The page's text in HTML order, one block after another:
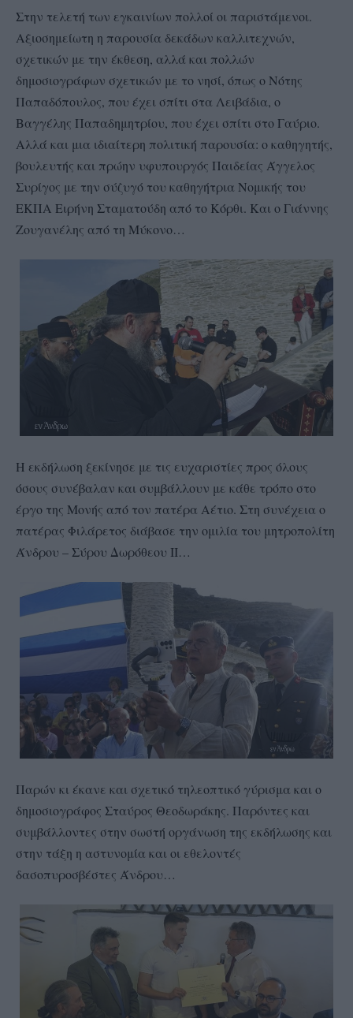
Στην τελετή των εγκαινίων πολλοί οι παριστάμενοι.
Αξιοσημείωτη η παρουσία δεκάδων καλλιτεχνών,
σχετικών με την έκθεση, αλλά και πολλών
δημοσιογράφων σχετικών με το νησί, όπως ο Νότης
Παπαδόπουλος, που έχει σπίτι στα Λειβάδια, ο
Βαγγέλης Παπαδημητρίου, που έχει σπίτι στο Γαύριο.
Αλλά και μια ιδιαίτερη πολιτική παρουσία: ο καθηγητής,
βουλευτής και πρώην υφυπουργός Παιδείας Άγγελος
Συρίγος με την σύζυγό του καθηγήτρια Νομικής του
ΕΚΠΑ Ειρήνη Σταματούδη από το Κόρθι. Και ο Γιάννης
Ζουγανέλης από τη Μύκονο…
Η εκδήλωση ξεκίνησε με τις ευχαριστίες προς όλους
όσους συνέβαλαν και συμβάλλουν με κάθε τρόπο στο
έργο της Μονής από τον πατέρα Αέτιο. Στη συνέχεια ο
πατέρας Φιλάρετος διάβασε την ομιλία του μητροπολίτη
Άνδρου – Σύρου Δωρόθεου ΙΙ…
Παρών κι έκανε και σχετικό τηλεοπτικό γύρισμα και ο
δημοσιογράφος Σταύρος Θεοδωράκης. Παρόντες και
συμβάλλοντες στην σωστή οργάνωση της εκδήλωσης και
στην τάξη η αστυνομία και οι εθελοντές
δασοπυροσβέστες Άνδρου…